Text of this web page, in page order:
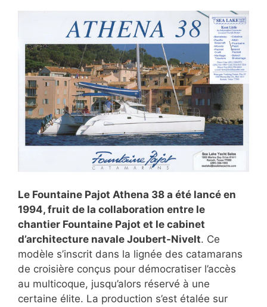
Le Fountaine Pajot Athena 38 a été lancé en
1994, fruit de la collaboration entre le
chantier Fountaine Pajot et le cabinet
d’architecture navale Joubert-Nivelt. Ce
modèle s’inscrit dans la lignée des catamarans
de croisière conçus pour démocratiser l’accès
au multicoque, jusqu’alors réservé à une
certaine élite. La production s’est étalée sur